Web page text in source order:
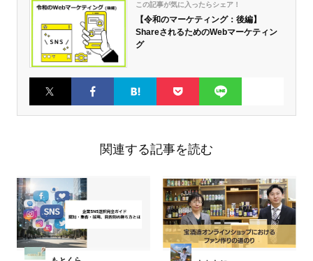
この記事が気に入ったらシェア！
【令和のマーケティング：後編】
ShareされるためのWebマーケティン
グ
ク
関連する記事を読む